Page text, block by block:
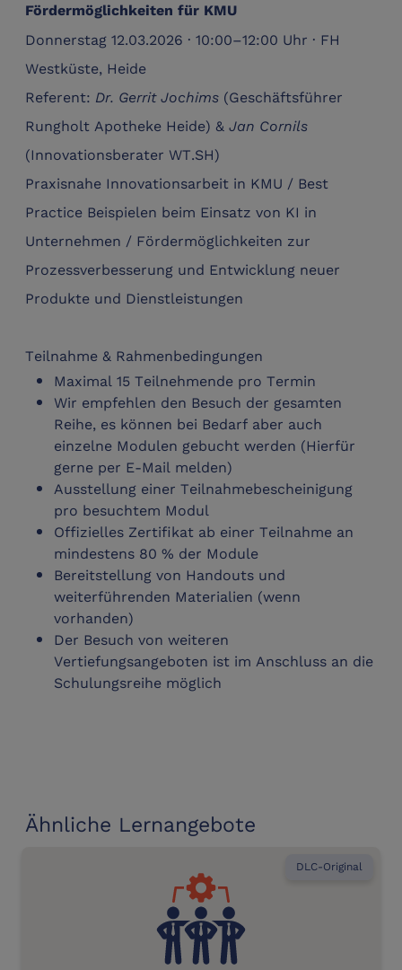
Fördermöglichkeiten für KMU
Donnerstag 12.03.2026 · 10:00–12:00 Uhr · FH
Westküste, Heide
Referent: Dr. Gerrit Jochims (Geschäftsführer
Rungholt Apotheke Heide) & Jan Cornils
(Innovationsberater WT.SH)
Praxisnahe Innovationsarbeit in KMU / Best
Practice Beispielen beim Einsatz von KI in
Unternehmen / Fördermöglichkeiten zur
Prozessverbesserung und Entwicklung neuer
Produkte und Dienstleistungen
Teilnahme & Rahmenbedingungen
Maximal 15 Teilnehmende pro Termin
Wir empfehlen den Besuch der gesamten
Reihe, es können bei Bedarf aber auch
einzelne Modulen gebucht werden (Hierfür
gerne per E-Mail melden)
Ausstellung einer Teilnahmebescheinigung
pro besuchtem Modul
Offizielles Zertifikat ab einer Teilnahme an
mindestens 80 % der Module
Bereitstellung von Handouts und
weiterführenden Materialien (wenn
vorhanden)
Der Besuch von weiteren
Vertiefungsangeboten ist im Anschluss an die
Schulungsreihe möglich
Ähnliche Lernangebote
DLC-Original